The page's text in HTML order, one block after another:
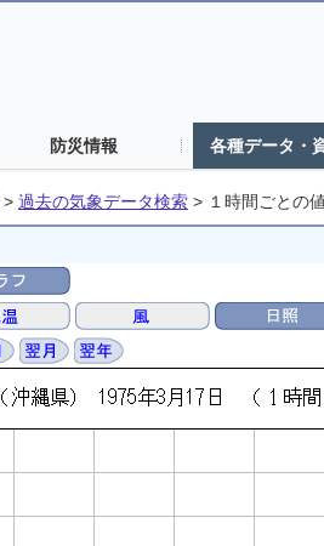
防災情報 各種データ・
> 過去の気象データ検索 > １時間ごとの